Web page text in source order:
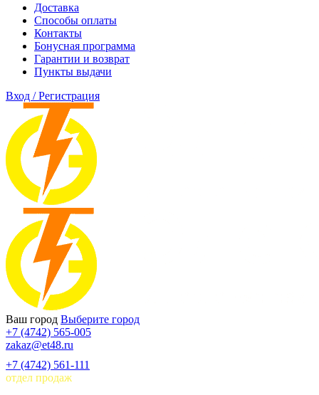
Доставка
Способы оплаты
Контакты
Бонусная программа
Гарантии и возврат
Пункты выдачи
Вход / Регистрация
Ваш город Выберите город
+7 (4742) 565-005
zakaz@et48.ru
+7 (4742) 561-111
отдел продаж